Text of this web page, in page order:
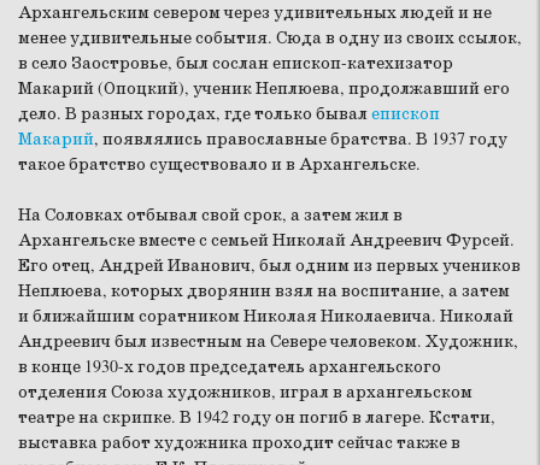
Архангельским севером через удивительных людей и не
менее удивительные события. Сюда в одну из своих ссылок,
в село Заостровье, был сослан епископ-катехизатор
Макарий (Опоцкий), ученик Неплюева, продолжавший его
дело. В разных городах, где только бывалепископ
Макарий, появлялись православные братства. В 1937 году
такое братство существовало и в Архангельске.
На Соловках отбывал свой срок, а затем жил в
Архангельске вместе с семьей Николай Андреевич Фурсей.
Его отец, Андрей Иванович, был одним из первых учеников
Неплюева, которых дворянин взял на воспитание, а затем
и ближайшим соратником Николая Николаевича. Николай
Андреевич был известным на Севере человеком. Художник,
в конце 1930-х годов председатель архангельского
отделения Союза художников, играл в архангельском
театре на скрипке. В 1942 году он погиб в лагере. Кстати,
выставка работ художника проходит сейчас также в